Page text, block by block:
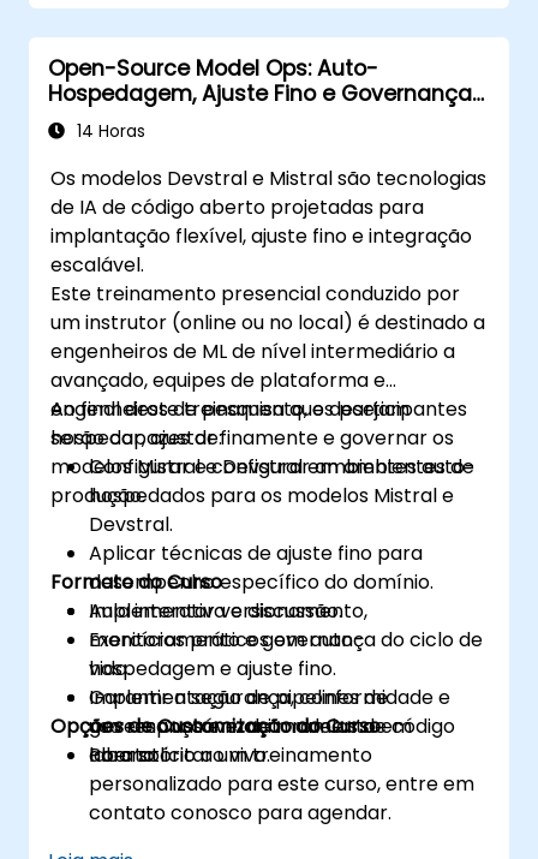
Open-Source Model Ops: Auto-
Hospedagem, Ajuste Fino e Governança
com Modelos Devstral & Mistral
14 Horas
Os modelos Devstral e Mistral são tecnologias
de IA de código aberto projetadas para
implantação flexível, ajuste fino e integração
escalável.
Este treinamento presencial conduzido por
um instrutor (online ou no local) é destinado a
engenheiros de ML de nível intermediário a
avançado, equipes de plataforma e
engenheiros de pesquisa que desejam
hospedar, ajustar finamente e governar os
modelos Mistral e Devstral em ambientes de
produção.
Ao final deste treinamento, os participantes
serão capazes de:
Configurar e configurar ambientes auto-
hospedados para os modelos Mistral e
Devstral.
Aplicar técnicas de ajuste fino para
desempenho específico do domínio.
Implementar versionamento,
monitoramento e governança do ciclo de
vida.
Garantir a segurança, conformidade e
uso responsável de modelos de código
aberto.
Formato do Curso
Aula interativa e discussão.
Exercícios práticos em auto-
hospedagem e ajuste fino.
Implementação de pipelines de
governança e monitoramento em
laboratório ao vivo.
Opções de Customização do Curso
Para solicitar um treinamento
personalizado para este curso, entre em
contato conosco para agendar.